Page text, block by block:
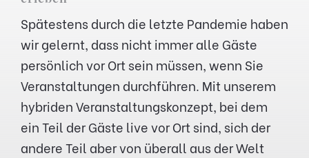
Spätestens durch die letzte Pandemie haben
wir gelernt, dass nicht immer alle Gäste
persönlich vor Ort sein müssen, wenn Sie
Veranstaltungen durchführen. Mit unserem
hybriden Veranstaltungskonzept, bei dem
ein Teil der Gäste live vor Ort sind, sich der
andere Teil aber von überall aus der Welt